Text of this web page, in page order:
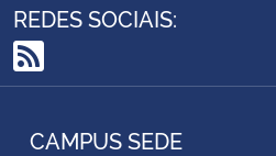
REDES SOCIAIS:
RSS
CAMPUS SEDE